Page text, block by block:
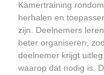
Kamertraining
herhalen en
zijn. Deelnemers
beter organiseren,
deelnemer krijgt
waarop dat nodig is.